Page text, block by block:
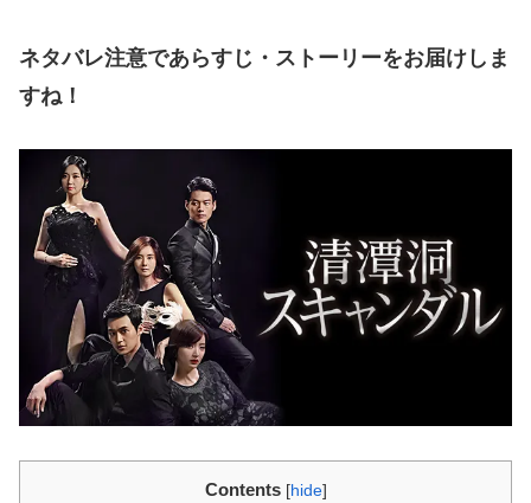
ネタバレ注意であらすじ・ストーリーをお届けしま
すね！
Contents [hide]